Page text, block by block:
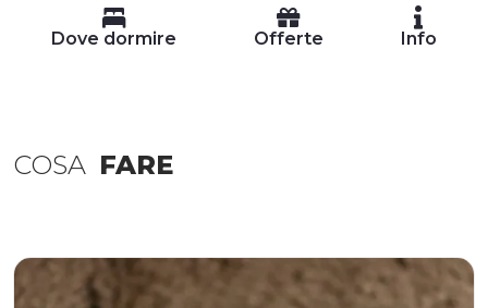
Dove dormire Offerte Info
COSA FARE